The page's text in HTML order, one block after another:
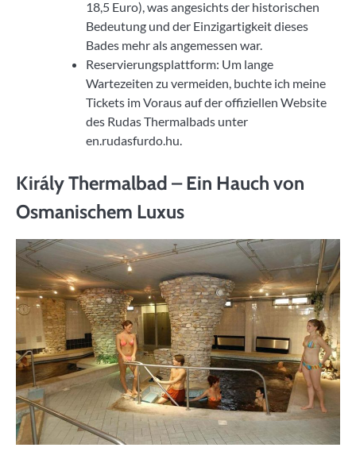
18,5 Euro), was angesichts der historischen
Bedeutung und der Einzigartigkeit dieses
Bades mehr als angemessen war.
Reservierungsplattform: Um lange
Wartezeiten zu vermeiden, buchte ich meine
Tickets im Voraus auf der offiziellen Website
des Rudas Thermalbads unter
en.rudasfurdo.hu.
Király Thermalbad – Ein Hauch von
Osmanischem Luxus